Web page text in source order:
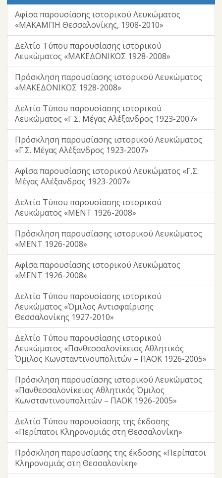
Αφίσα παρουσίασης ιστορικού Λευκώματος
«ΜΑΚΑΜΠΗ Θεσσαλονίκης, 1908-2010»
Δελτίο Τύπου παρουσίασης ιστορικού
Λευκώματος «ΜΑΚΕΔΟΝΙΚΟΣ 1928-2008»
Πρόσκληση παρουσίασης ιστορικού Λευκώματος
«ΜΑΚΕΔΟΝΙΚΟΣ 1928-2008»
Δελτίο Τύπου παρουσίασης ιστορικού
Λευκώματος «Γ.Σ. Μέγας Αλέξανδρος 1923-2007»
Πρόσκληση παρουσίασης ιστορικού Λευκώματος
«Γ.Σ. Μέγας Αλέξανδρος 1923-2007»
Αφίσα παρουσίασης ιστορικού Λευκώματος «Γ.Σ.
Μέγας Αλέξανδρος 1923-2007»
Δελτίο Τύπου παρουσίασης ιστορικού
Λευκώματος «ΜΕΝΤ 1926-2008»
Πρόσκληση παρουσίασης ιστορικού Λευκώματος
«ΜΕΝΤ 1926-2008»
Αφίσα παρουσίασης ιστορικού Λευκώματος
«ΜΕΝΤ 1926-2008»
Δελτίο Τύπου παρουσίασης ιστορικού
Λευκώματος «Όμιλος Αντισφαίρισης
Θεσσαλονίκης 1927-2010»
Δελτίο Τύπου παρουσίασης ιστορικού
Λευκώματος «Πανθεσσαλονίκειος Αθλητικός
Όμιλος Κωνσταντινουπολιτών – ΠΑΟΚ 1926-2005»
Πρόσκληση παρουσίασης ιστορικού Λευκώματος
«Πανθεσσαλονίκειος Αθλητικός Όμιλος
Κωνσταντινουπολιτών – ΠΑΟΚ 1926-2005»
Δελτίο Τύπου παρουσίασης της έκδοσης
«Περίπατοι Κληρονομιάς στη Θεσσαλονίκη»
Πρόσκληση παρουσίασης της έκδοσης «Περίπατοι
Κληρονομιάς στη Θεσσαλονίκη»